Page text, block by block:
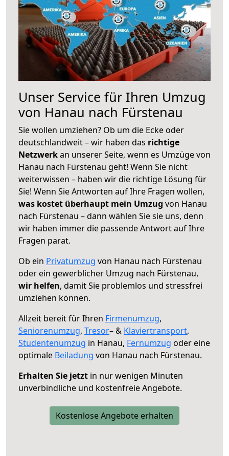
Unser Service für Ihren Umzug
von Hanau nach Fürstenau
Sie wollen umziehen? Ob um die Ecke oder
deutschlandweit – wir haben das richtige
Netzwerkan unserer Seite, wenn es Umzüge von
Hanau nach Fürstenau geht! Wenn Sie nicht
weiterwissen – haben wir die richtige Lösung für
Sie! Wenn Sie Antworten auf Ihre Fragen wollen,
was kostet überhaupt mein Umzug von Hanau
nach Fürstenau – dann wählen Sie sie uns, denn
wir haben immer die passende Antwort auf Ihre
Fragen parat.
Ob ein Privatumzug von Hanau nach Fürstenau
oder ein gewerblicher Umzug nach Fürstenau,
wir helfen, damit Sie problemlos und stressfrei
umziehen können.
Allzeit bereit für Ihren Firmenumzug,
Seniorenumzug, Tresor– & Klaviertransport,
Studentenumzug in Hanau, Fernumzug oder eine
optimale Beiladung von Hanau nach Fürstenau.
Erhalten Sie jetzt in nur wenigen Minuten
unverbindliche und kostenfreie Angebote.
Kostenlose Angebote erhalten